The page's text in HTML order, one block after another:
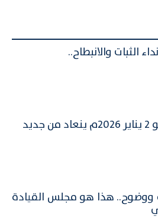
الثبات والانبطاح..
ووضوح.. هذا هو مجلس القيادة